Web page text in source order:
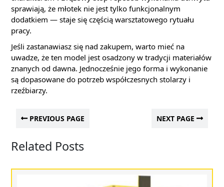
sprawiają, że młotek nie jest tylko funkcjonalnym
dodatkiem — staje się częścią warsztatowego rytuału
pracy.
Jeśli zastanawiasz się nad zakupem, warto mieć na
uwadze, że ten model jest osadzony w tradycji materiałów
znanych od dawna. Jednocześnie jego forma i wykonanie
są dopasowane do potrzeb współczesnych stolarzy i
rzeźbiarzy.
PREVIOUS PAGE NEXT PAGE
Related Posts